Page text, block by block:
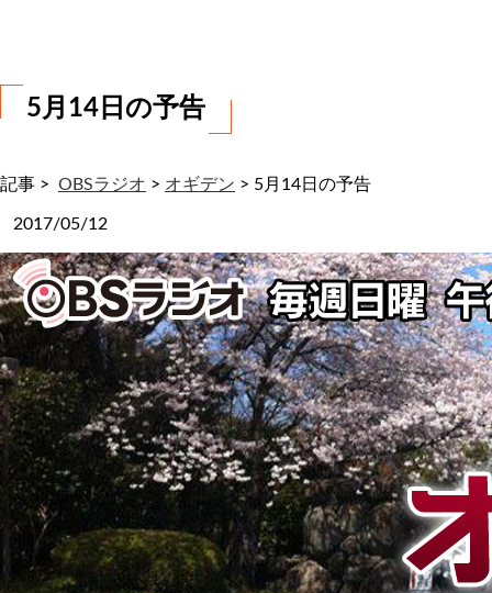
5月14日の予告
記事 > OBSラジオ > オギデン > 5月14日の予告
2017/05/12